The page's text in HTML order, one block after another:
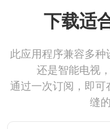
下载适
此应用程序兼容多
还是智能电视
通过一次订阅，即
缝